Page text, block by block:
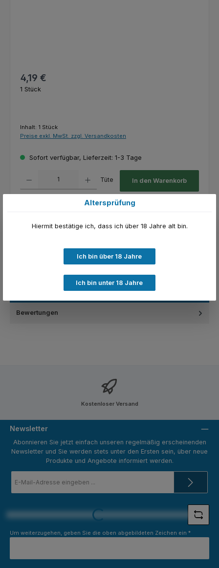
Regulärer Preis:
4,19 €
1 Stück
Inhalt: 1 Stück
Preise exkl. MwSt. zzgl. Versandkosten
Sofort verfügbar, Lieferzeit: 1-3 Tage
Tüte In den Warenkorb
Zum Merkzettel hinzufügen
Produktnummer:SW10024
Lorem ipsum dolor sit amet, consetetur sadipscing elitr, sed
diam nonumy eirmod tempor invidunt ut labore et dolore
Mehr
Bewertungen
Kostenloser Versand
Newsletter
Abonnieren Sie jetzt einfach unseren regelmäßig erscheinenden
Newsletter und Sie werden stets unter den Ersten sein, über neue
Produkte und Angebote informiert werden.
Mail-
Loading...
Um weiterzugehen, geben Sie die oben abgebildeten Zeichen ein *
Altersprüfung
Hiermit bestätige ich, dass ich über 18 Jahre alt bin.
Ich bin über 18 Jahre
Ich bin unter 18 Jahre